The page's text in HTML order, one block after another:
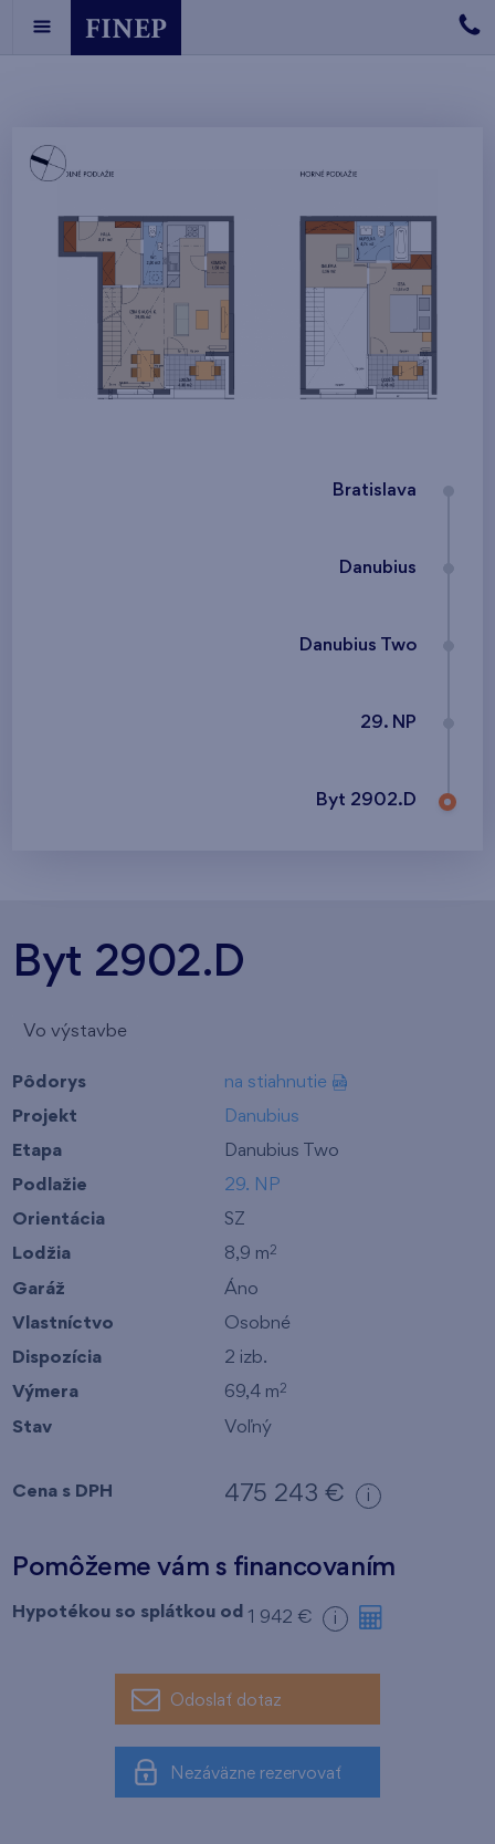
Bratislava
Danubius
Danubius Two
29. NP
Byt 2902.D
Byt 2902.D
Vo výstavbe
Pôdorys na stiahnutie
Projekt Danubius
Etapa Danubius Two
Podlažie 29. NP
Orientácia SZ
Lodžia 8,9 m2
Garáž Áno
Vlastníctvo Osobné
Dispozícia 2 izb.
Výmera 69,4 m2
Stav Voľný
Cena s DPH 475 243 € i
Pomôžeme vám s financovaním
Hypotékou so splátkou od 1 942 € i
Odoslať dotaz
Nezáväzne rezervovať